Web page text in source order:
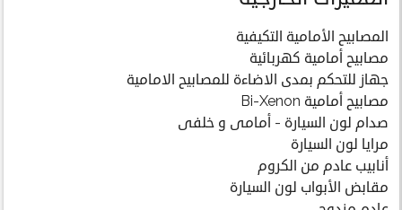
المصابيح الأمامية التكيفية
مصابيح أمامية كهربائية
جهاز للتحكم بمدى الاضاءة للمصابيح الامامية
مصابيح أمامية Bi-Xenon
صدام لون السيارة - أمامى و خلفى
مرايا لون السيارة
أنابيب عادم من الكروم
مقابض الأبواب لون السيارة